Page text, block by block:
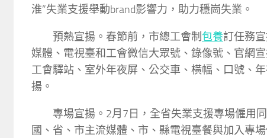
淮”失業支援舉動brand影響力，助力穩崗失業。
預熱宣揚。春節前，市總工會制包養訂任務
媒體、電視臺和工會微信大眾號、錄像號、官網
工會驛站、室外年夜屏、公交車、橫幅、口號、
揚。
專場宣揚。2月7日，全省失業支援專場僱用
國、省、市主流媒體、市、縣電視臺餐與加入專